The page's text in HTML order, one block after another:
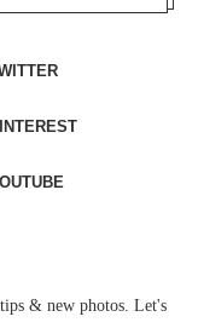
& new photos. Let's